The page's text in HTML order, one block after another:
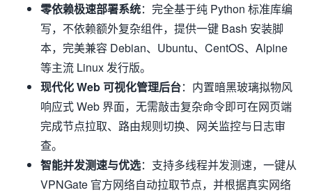
零依赖极速部署系统：完全基于纯 Python 标准库编
写，不依赖额外复杂组件，提供一键 Bash 安装脚
本，完美兼容 Debian、Ubuntu、CentOS、Alpine
等主流 Linux 发行版。
现代化 Web 可视化管理后台：内置暗黑玻璃拟物风
响应式 Web 界面，无需敲击复杂命令即可在网页端
完成节点拉取、路由规则切换、网关监控与日志审
查。
智能并发测速与优选：支持多线程并发测速，一键从
VPNGate 官方网络自动拉取节点，并根据真实网络